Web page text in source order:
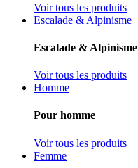
Voir tous les produits
Escalade & Alpinisme
Escalade & Alpinisme
Voir tous les produits
Homme
Pour homme
Voir tous les produits
Femme